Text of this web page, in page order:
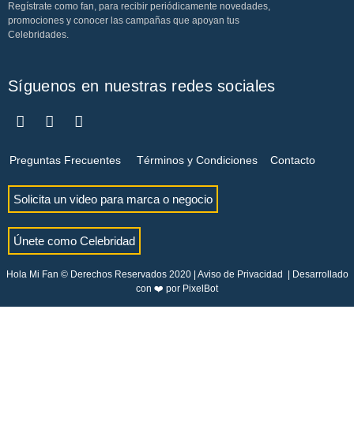
Regístrate como fan, para recibir periódicamente novedades,
promociones y conocer las campañas que apoyan tus
Celebridades.
Síguenos en nuestras redes sociales
Preguntas Frecuentes Términos y Condiciones Contacto
Solicita un video para marca o negocio
Únete como Celebridad
Hola Mi Fan © Derechos Reservados 2020 | Aviso de Privacidad
| Desarrollado
con ❤️ por PixelBot